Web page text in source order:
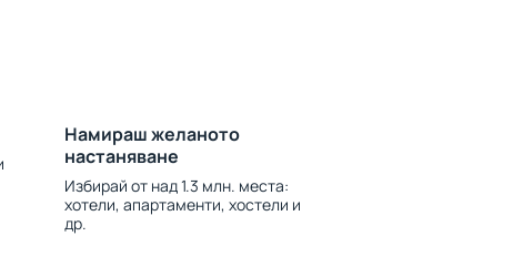
Намираш желаното
настаняване
Избирай от над 1.3 млн. места:
хотели, апартаменти, хостели и
др.